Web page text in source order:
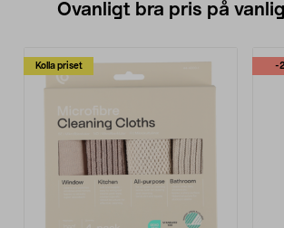
Ovanligt bra pris på
Kolla priset -